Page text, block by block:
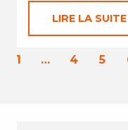
LIRE LA SUITE
1 … 4 5